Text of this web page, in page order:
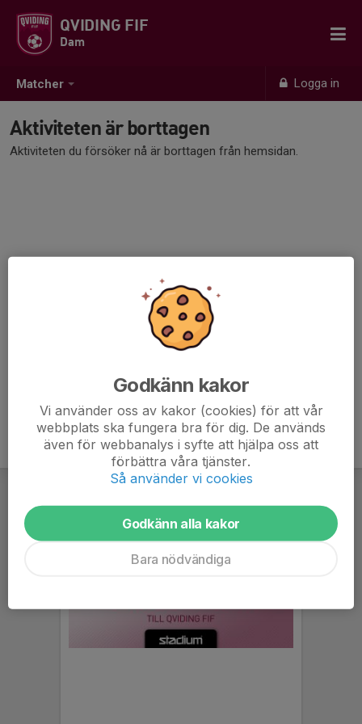
Matcher Logga in
QVIDING FIF
Dam
Aktiviteten är borttagen
Aktiviteten du försöker nå är borttagen från hemsidan.
Godkänn kakor
Vi använder oss av kakor (cookies) för att vår
webbplats ska fungera bra för dig. De används
även för webbanalys i syfte att hjälpa oss att
förbättra våra tjänster.
Så använder vi cookies
Godkänn alla kakor
Bara nödvändiga